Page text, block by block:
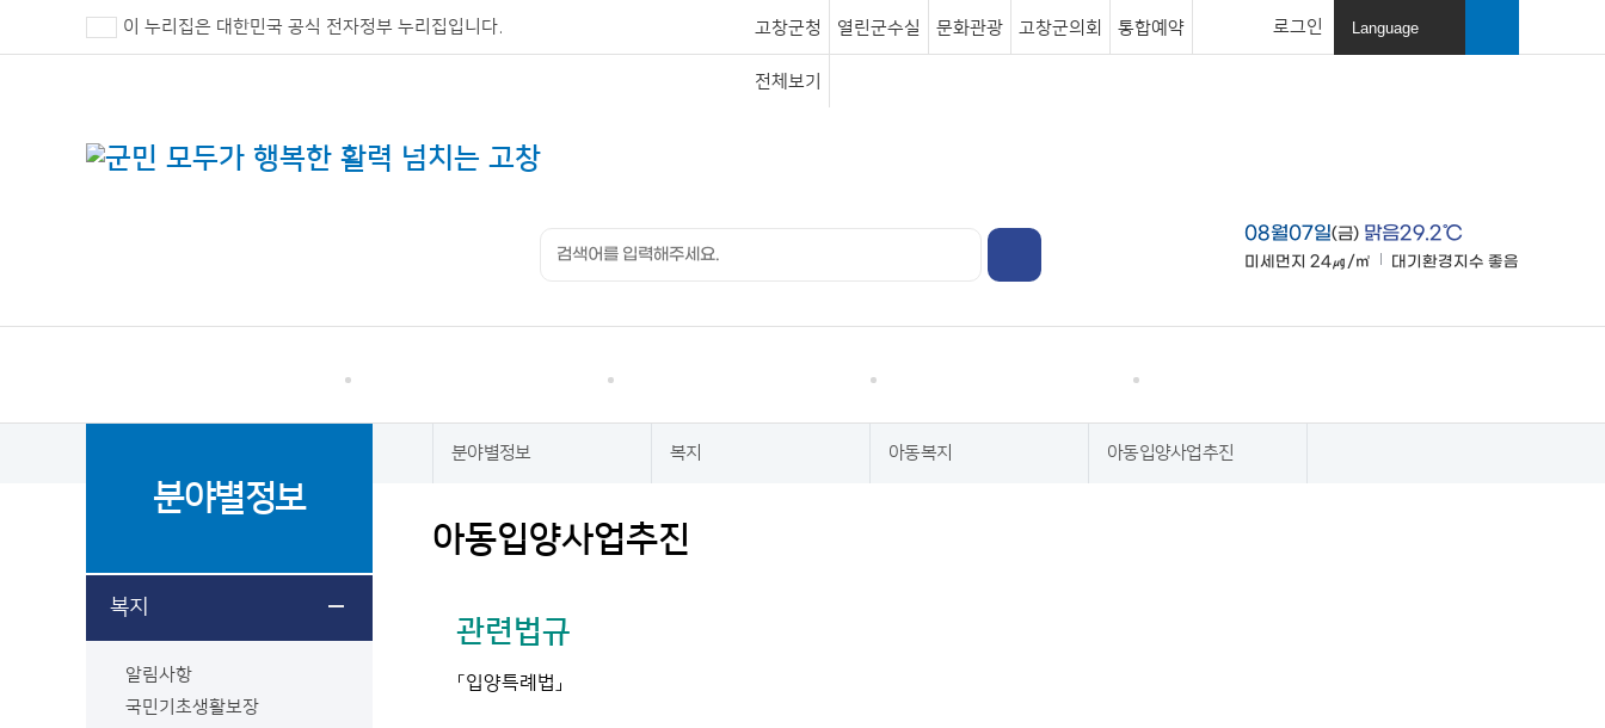
이 누리집은 대한민국 공식 전자정부 누리집입니다. 고창군청 열린군수실 문화관광 고창군의회 통합예약
전체보기
로그인
Language
08월07일(금) 맑음29.2℃
미세먼지 24㎍/㎥ 대기환경지수 좋음
사이트맵
분야별정보
복지
알림사항
국민기초생활보장
분야별정보 복지 아동복지 아동입양사업추진
아동입양사업추진
관련법규
「입양특례법」